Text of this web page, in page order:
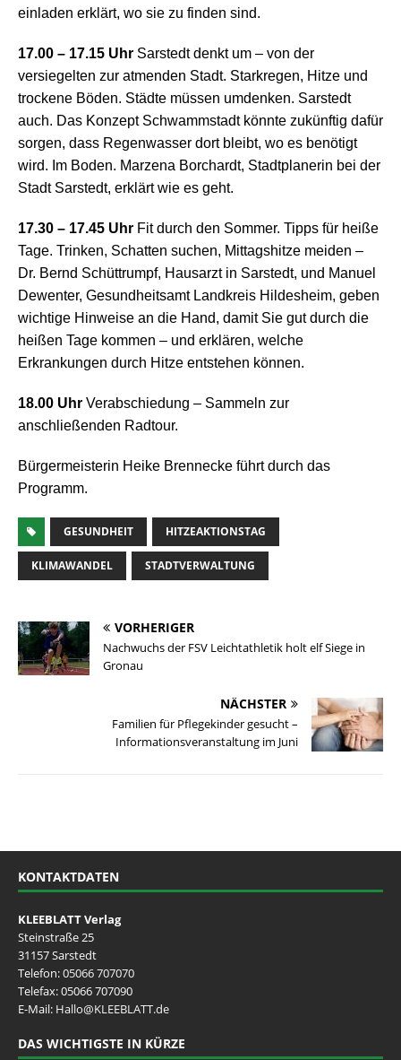
einladen erklärt, wo sie zu finden sind.
17.00 – 17.15 Uhr Sarstedt denkt um – von der
versiegelten zur atmenden Stadt. Starkregen, Hitze und
trockene Böden. Städte müssen umdenken. Sarstedt
auch. Das Konzept Schwammstadt könnte zukünftig dafür
sorgen, dass Regenwasser dort bleibt, wo es benötigt
wird. Im Boden. Marzena Borchardt, Stadtplanerin bei der
Stadt Sarstedt, erklärt wie es geht.
17.30 – 17.45 Uhr Fit durch den Sommer. Tipps für heiße
Tage. Trinken, Schatten suchen, Mittagshitze meiden –
Dr. Bernd Schüttrumpf, Hausarzt in Sarstedt, und Manuel
Dewenter, Gesundheitsamt Landkreis Hildesheim, geben
wichtige Hinweise an die Hand, damit Sie gut durch die
heißen Tage kommen – und erklären, welche
Erkrankungen durch Hitze entstehen können.
18.00 Uhr Verabschiedung – Sammeln zur
anschließenden Radtour.
Bürgermeisterin Heike Brennecke führt durch das
Programm.
GESUNDHEIT HITZEAKTIONSTAG
KLIMAWANDEL STADTVERWALTUNG
VORHERIGER
Nachwuchs der FSV Leichtathletik holt elf Siege in
Gronau
NÄCHSTER
Familien für Pflegekinder gesucht –
Informationsveranstaltung im Juni
KONTAKTDATEN
KLEEBLATT Verlag
Steinstraße 25
31157 Sarstedt
Telefon:05066 707070
Telefax: 05066 707090
E-Mail: Hallo@KLEEBLATT.de
DAS WICHTIGSTE IN KÜRZE